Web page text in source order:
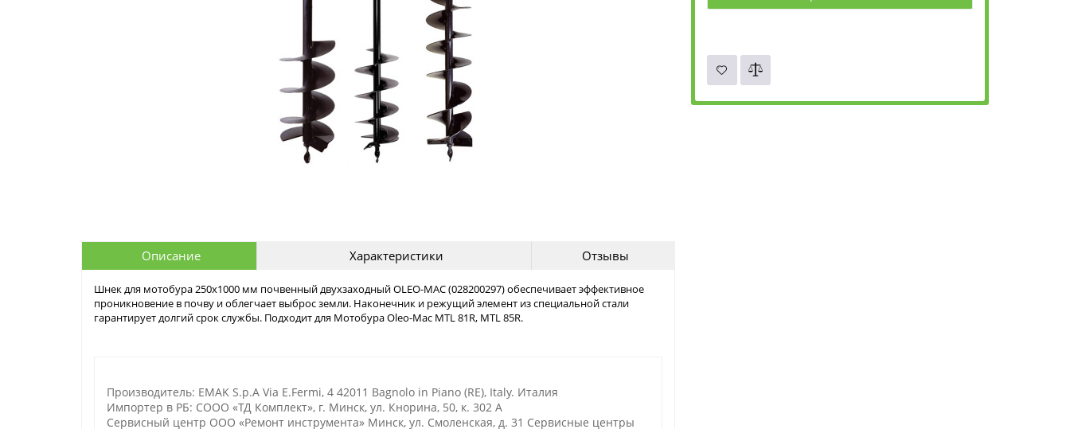
Описание Характеристики Отзывы
Шнек для мотобура 250х1000 мм почвенный двухзаходный OLEO-MAC (028200297) обеспечивает эффективное
проникновение в почву и облегчает выброс земли. Наконечник и режущий элемент из специальной стали
гарантирует долгий срок службы. Подходит для Мотобура Oleo-Mac MTL 81R, MTL 85R.
Производитель: EMAK S.p.A Via E.Fermi, 4 42011 Bagnolo in Piano (RE), Italy. Италия
Импортер в РБ: СООО «ТД Комплект», г. Минск, ул. Кнорина, 50, к. 302 А
Сервисный центр ООО «Ремонт инструмента» Минск, ул. Смоленская, д. 31 Сервисные центры